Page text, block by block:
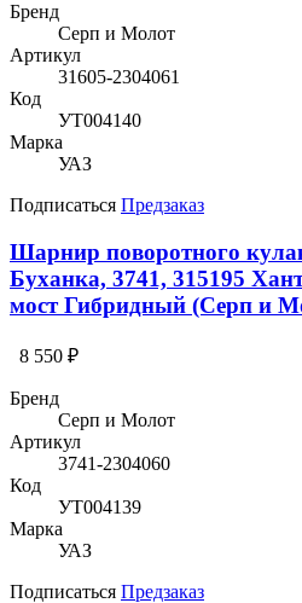
Бренд
Серп и Молот
Артикул
31605-2304061
Код
УТ004140
Марка
УАЗ
Подписаться Предзаказ
Шарнир поворотного
Буханка, 3741, 315195
мост Гибридный (Серп и
8 550 ₽
Бренд
Серп и Молот
Артикул
3741-2304060
Код
УТ004139
Марка
УАЗ
Подписаться Предзаказ